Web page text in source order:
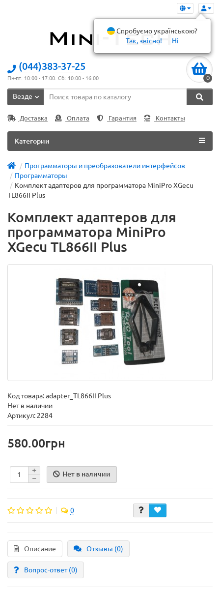
(044)383-37-25
Пн-пт: 10:00 - 17:00. Сб: 10:00 - 16:00 0
Везде
Доставка Оплата Гарантия Контакты
Категории
Программаторы и преобразователи интерфейсов
Программаторы
Комплект адаптеров для программатора MiniPro XGecu
TL866II Plus
Комплект адаптеров для
программатора MiniPro
XGecu TL866II Plus
Код товара:adapter_TL866II Plus
Нет в наличии
Артикул: 2284
580.00грн
Нет в наличии
0
Описание Отзывы (0)
Вопрос-ответ(0)
Спробуємо українською?
Так, звісно!
Ні